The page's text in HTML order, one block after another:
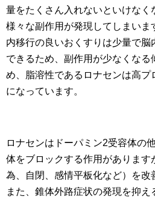
量をたくさん入れないといけなく
様々な副作用が発現してしまいま
内移行の良いおくすりは少量で
できるため、副作用が少なくなる
め、脂溶性であるロナセンは高プ
になっています。
ロナセンはドーパミン2受容体の
体をブロックする作用があります
為、自閉、感情平板化など）を改
また、錐体外路症状の発現を抑